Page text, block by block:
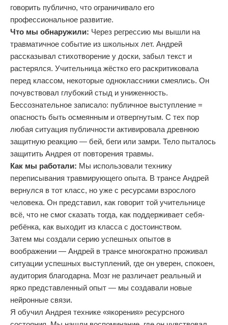
говорить публично, что ограничивало его
профессиональное развитие.
Что мы обнаружили: Через регрессию мы вышли на
травматичное событие из школьных лет. Андрей
рассказывал стихотворение у доски, забыл текст и
растерялся. Учительница жёстко его раскритиковала
перед классом, некоторые одноклассники смеялись. Он
почувствовал глубокий стыд и униженность.
Бессознательное записало: публичное выступление =
опасность быть осмеянным и отвергнутым. С тех пор
любая ситуация публичности активировала древнюю
защитную реакцию — бей, беги или замри. Тело пыталось
защитить Андрея от повторения травмы.
Как мы работали: Мы использовали технику
переписывания травмирующего опыта. В трансе Андрей
вернулся в тот класс, но уже с ресурсами взрослого
человека. Он представил, как говорит той учительнице
всё, что не смог сказать тогда, как поддерживает себя-
ребёнка, как выходит из класса с достоинством.
Затем мы создали серию успешных опытов в
воображении — Андрей в трансе многократно проживал
ситуации успешных выступлений, где он уверен, спокоен,
аудитория благодарна. Мозг не различает реальный и
ярко представленный опыт — мы создавали новые
нейронные связи.
Я обучил Андрея технике «якорения» ресурсного